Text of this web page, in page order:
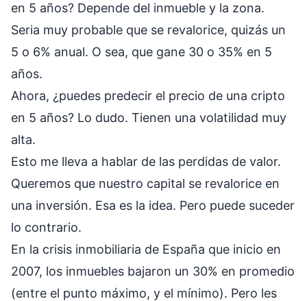
en 5 años? Depende del inmueble y la zona.
Seria muy probable que se revalorice, quizás un
5 o 6% anual. O sea, que gane 30 o 35% en 5
años.
Ahora, ¿puedes predecir el precio de una cripto
en 5 años? Lo dudo. Tienen una volatilidad muy
alta.
Esto me lleva a hablar de las perdidas de valor.
Queremos que nuestro capital se revalorice en
una inversión. Esa es la idea. Pero puede suceder
lo contrario.
En la crisis inmobiliaria de España que inicio en
2007, los inmuebles bajaron un 30% en promedio
(entre el punto máximo, y el mínimo). Pero les